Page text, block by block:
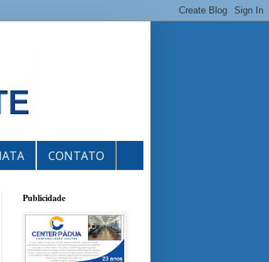
CONTATO
Publicidade